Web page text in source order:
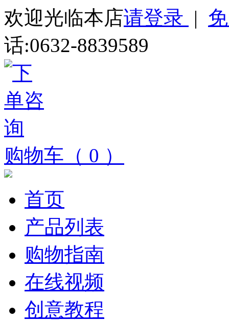
欢迎光临本店请登录 |
话:0632-8839589
购物车（ 0 ）
首页
产品列表
购物指南
在线视频
创意教程